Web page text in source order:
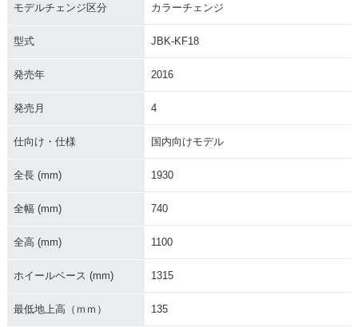
カラーチェンジ
カラーチェンジ
2013年 PCX150・
カラーチェンジ
新登場
モデルチェンジ区分 カラーチェンジ
型式 JBK-KF18
発売年 2016
発売月 4
仕向け・仕様 国内向けモデル
全長 (mm) 1930
全幅 (mm) 740
全高 (mm) 1100
ホイールベース (mm) 1315
最低地上高（ｍｍ） 135